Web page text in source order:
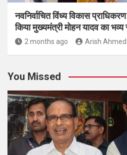
नवनिर्वाचित विंध्य विकास
किया मुख्यमंत्री मोहन यादव का भव्य
2 months ago Arish Ahmed
You Missed